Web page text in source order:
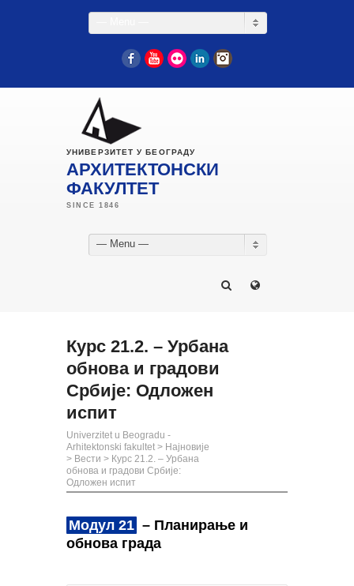
FacebookYouTube
Flickr LinkedIn
УНИВЕРЗИТЕТ У БЕОГРАДУ
АРХИТЕКТОНСКИ
ФАКУЛТЕТ
— Menu —
Курс 21.2. – Урбана
обнова и градови
Србије: Одложен
испит
Univerzitet u Beogradu -
Arhitektonski fakultet > Најновије
> Вести > Курс 21.2. – Урбана
обнова и градови Србије:
Одложен испит
Модул 21 – Планирање и
обнова града